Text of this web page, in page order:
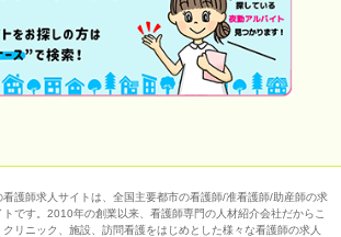
護師求人サイトは、全国主要都市の看護師/准看護師/助産師の求
トです。2010年の創業以来、看護師専門の人材紹介会社だからこ
リニック、施設、訪問看護をはじめとした様々な看護師の求人